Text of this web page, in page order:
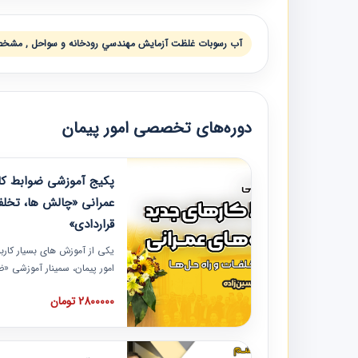
آب رسوبات غلظت آزمايش مهندسي رودخانه و سواحل ,
دوره‌های تخصصی امور پیمان
پکیج آموزشی ضوابط
عمرانی «چالش ها،
قراردادی»
یکی از آموزش‏‏‏‏‏‏ های بسیار
امور پیمان، سمینار آموزشی
عمرانی» چالش ها،
در محل سندیکای شرکت های
به همراه تجربیات عملی
2800000 تومان